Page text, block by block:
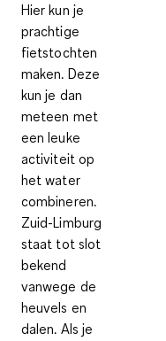
Hier kun je
prachtige
fietstochten
maken. Deze
kun je dan
meteen met
een leuke
activiteit op
het water
combineren.
Zuid-Limburg
staat tot slot
bekend
vanwege de
heuvels en
dalen. Als je